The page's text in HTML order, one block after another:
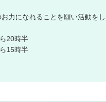
力になれることを願い活動をし
20時半
15時半